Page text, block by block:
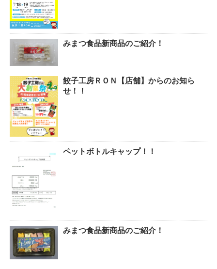
みまつ食品新商品のご紹介！
餃子工房ＲＯＮ【店舗】からのお知ら
せ！！
ペットボトルキャップ！！
みまつ食品新商品のご紹介！